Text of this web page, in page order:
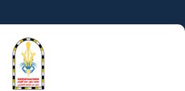
إلى
المحتوى